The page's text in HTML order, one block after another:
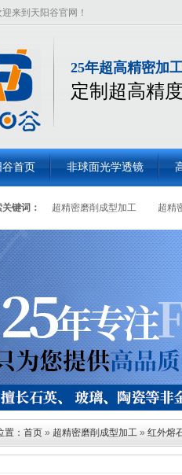
来到天阳谷官网！
25年超高精密加
定制超高精
谷首页 非球面光学透镜
键词： 超精密磨削成型加工 超精
置： 首页 » 超精密磨削成型加工 » 红外熔